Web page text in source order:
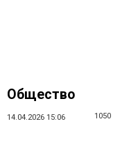
Общество
14.04.2026 15:06 1050